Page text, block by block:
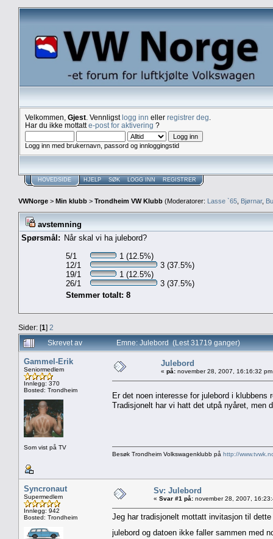
Velkommen, Gjest . Vennligstlogg inn eller registrer deg
Har du ikke mottatte-post for aktivering ?
Logg inn med brukernavn, passord og innloggingstid
HOVEDSIDE HJELP SØK LOGG INN REGISTRER
VWNorge > Min klubb > Trondheim VW Klubb (Moderatorer: Lasse `65 Bjørnar,
avstemning
Spørsmål: Når skal vi ha julebord?
5/1
1 (12.5%)
12/1
3 (37.5%)
19/1
1 (12.5%)
26/1
3 (37.5%)
Stemmer totalt: 8
Sider: [1] 2
Skrevet av
Emne: Julebord (Lest 31719 ganger)
Gammel-Erik
Seniormedlem
Innlegg: 370
Bosted: Trondheim
Som vist på TV
Julebord
« på: november 28, 2007, 16:16:32
Er det noen interesse for julebord i
Tradisjonelt har vi hatt det utpå nyåret, men
Besøk Trondheim Volkswagenklubb på http://
Syncronaut
Supermedlem
Innlegg: 942
Bosted: Trondheim
Sv: Julebord
« Svar #1 på: november 28, 2007,
Jeg har tradisjonelt mottatt invitasjon til
julebord og datoen ikke faller sammen med